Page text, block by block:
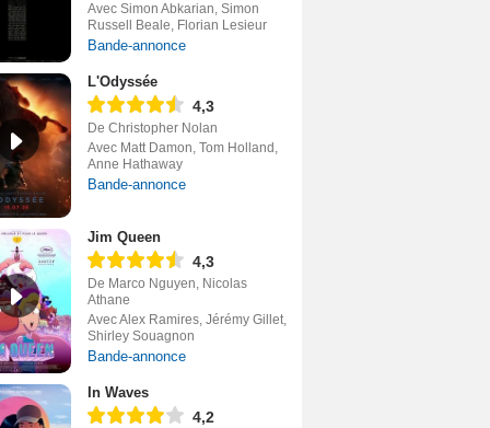
Avec Simon Abkarian, Simon
Russell Beale, Florian Lesieur
Bande-annonce
L'Odyssée
4,3
De Christopher Nolan
Avec Matt Damon, Tom Holland,
Anne Hathaway
Bande-annonce
Jim Queen
4,3
De Marco Nguyen, Nicolas
Athane
Avec Alex Ramires, Jérémy Gillet,
Shirley Souagnon
Bande-annonce
In Waves
4,2